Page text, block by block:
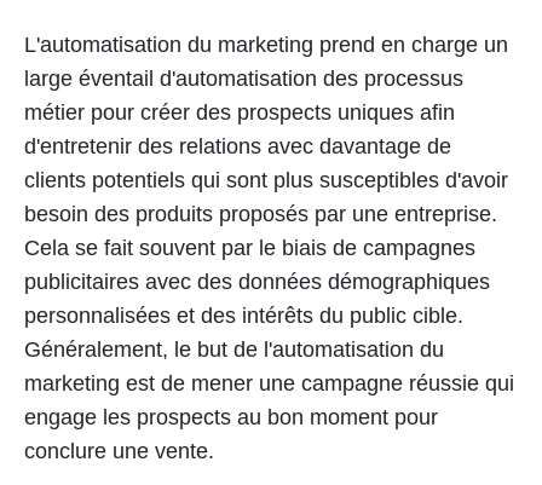
L'automatisation du marketing prend en charge un
large éventail d'automatisation des processus
métier pour créer des prospects uniques afin
d'entretenir des relations avec davantage de
clients potentiels qui sont plus susceptibles d'avoir
besoin des produits proposés par une entreprise.
Cela se fait souvent par le biais de campagnes
publicitaires avec des données démographiques
personnalisées et des intérêts du public cible.
Généralement, le but de l'automatisation du
marketing est de mener une campagne réussie qui
engage les prospects au bon moment pour
conclure une vente.